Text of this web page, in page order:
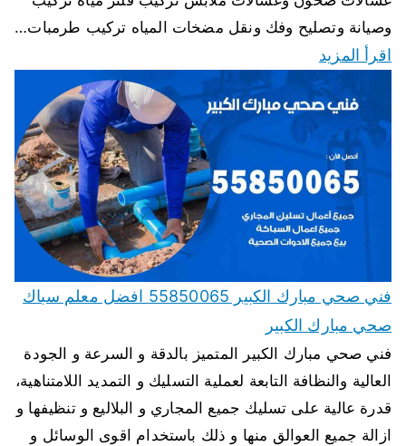
وصيانة وتصليح وفك ونقل مضخات المياه تركيب طرمبات…
اقرأ المزيد
فني صحي مبارك الكبير 55850065 افضل معلم سباك
صحي مبارك الكبير
فني صحي مبارك الكبير المتميز بالدقة و السرعة و الجودة
العالية والنظافة التابعة لعملية التسليك و التمديد اللامتناهية،
قدرة عالية على تسليك جميع المجاري و البلاليع و تنظيفها و
ازالة جميع العوالق منها و ذلك باستخدام اقوى الوسائل و